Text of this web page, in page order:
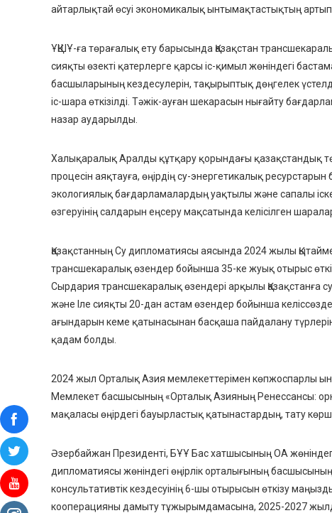
айтарлықтай өсуі экономикалық ынтымақтастықтың артып
ҰҚШҰ-ға төрағалық етубарысында Қазақстан
сияқты өзекті қатерлерге қарсы іс-қимыл жөніндегі
басшыларының кездесулерін, тақырыптық дөңгелек
іс-шара өткізілді. Тәжік-ауған шекарасын нығайту
назар аударылды.
Халықаралық Аралды құтқару қорындағы қазақстандық
процесін аяқтауға, өңірдің су-энергетикалық ресурстарын
экологиялық бағдарламалардың уақтылы және сапалы
өзгеруінің салдарын еңсеру мақсатында келісілген
Қазақстанның Су дипломатиясы аясында 2024 жылы
трансшекаралық өзендер бойынша 35-ке жуық отырыс
Сырдария трансшекаралық өзендері арқылы Қазақстанға
және Іле сияқты 20-дан астам өзендер бойынша
ағындарын кеме қатынасынан басқаша пайдалану
қадам болды.
2024 жыл Орталық Азия мемлекеттерімен көпжоспарлы
Мемлекет басшысының «Орталық Азияның Ренессансы:
мақаласы өңірдегі бауырластық қатынастардың, тату
Әзербайжан Президенті, БҰҰ Бас хатшысының ОА
дипломатиясы жөніндегі өңірлік орталығының
консультативтік кездесуінің 6-шы отырысын өткізу
кооперацияны дамыту тұжырымдамасына, 2025-2027